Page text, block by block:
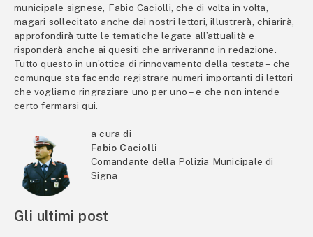
municipale signese, Fabio Caciolli, che di volta in volta,
magari sollecitato anche dai nostri lettori, illustrerà, chiarirà,
approfondirà tutte le tematiche legate all’attualità e
risponderà anche ai quesiti che arriveranno in redazione.
Tutto questo in un’ottica di rinnovamento della testata – che
comunque sta facendo registrare numeri importanti di lettori
che vogliamo ringraziare uno per uno – e che non intende
certo fermarsi qui.
a cura di
Fabio Caciolli
Comandante della Polizia Municipale di
Signa
Gli ultimi post